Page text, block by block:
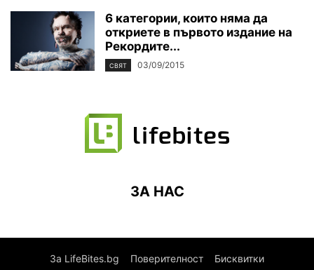
6 категории, които няма да
откриете в първото издание на
Рекордите...
СВЯТ 03/09/2015
ЗА НАС
За LifeBites.bg Поверителност Бисквитки